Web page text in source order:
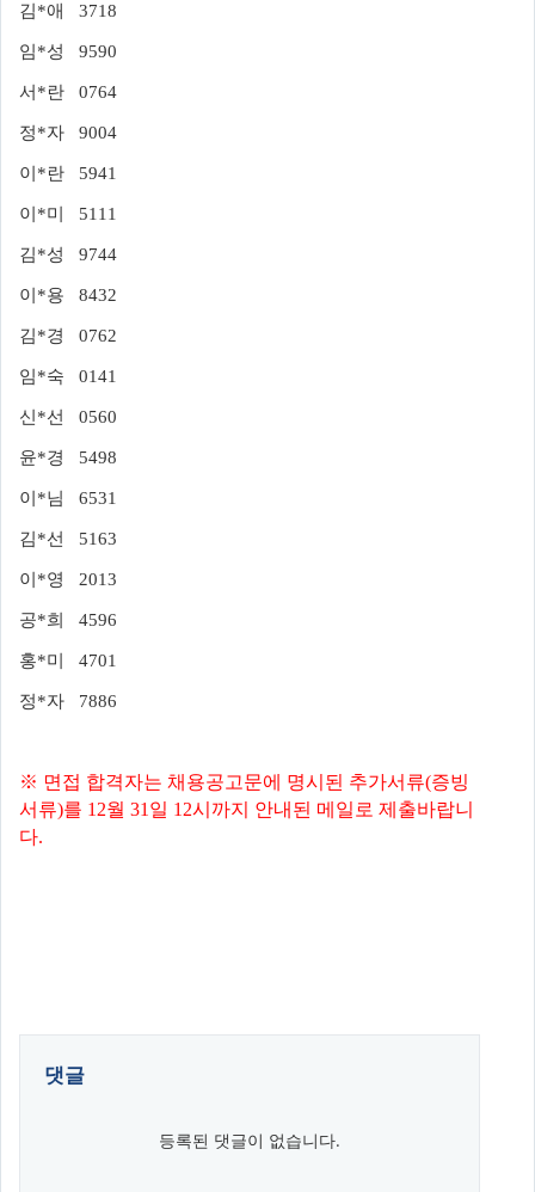
김*애 3718
임*성 9590
서*란 0764
정*자 9004
이*란 5941
이*미 5111
김*성 9744
이*용 8432
김*경 0762
임*숙 0141
신*선 0560
윤*경 5498
이*님 6531
김*선 5163
이*영 2013
공*희 4596
홍*미 4701
정*자 7886
※ 면접 합격자는 채용공고문에 명시된 추가서류(증빙
서류)를 12월 31일 12시까지 안내된 메일로 제출바랍니
다.
댓글
등록된 댓글이 없습니다.